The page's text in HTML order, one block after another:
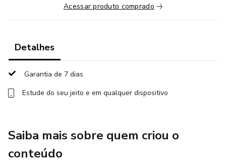
Mais do que um material para “testar conhecimento”, este
pacote foi desenvolvido para acelerar sua preparação,
sua segurança antes do edital e no pós-edital. É o tipo de
treinamento que ajuda o aluno a ganhar ritmo, controlar
melhor o tempo e se acostumar com o formato real da
cobrança.
próximo ao perfil das provas aplicadas pelos IFs em todo o
país. É um material ideal para quem quer revisar de forma
Acessar produto comprado
Detalhes
Garantia de 7 dias
Estude do seu jeito e em qualquer dispositivo
Saiba mais sobre quem criou o
conteúdo